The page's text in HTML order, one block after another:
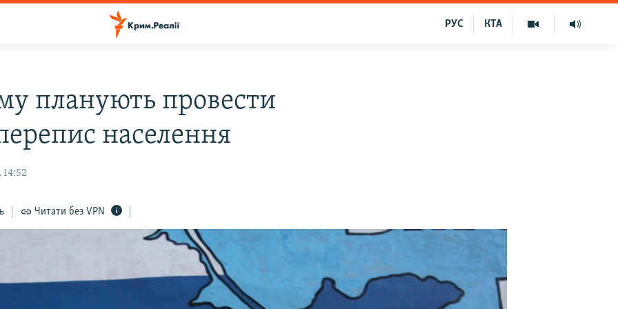
КТА
РУС
планують провести
населення
14:52
Читати без VPN